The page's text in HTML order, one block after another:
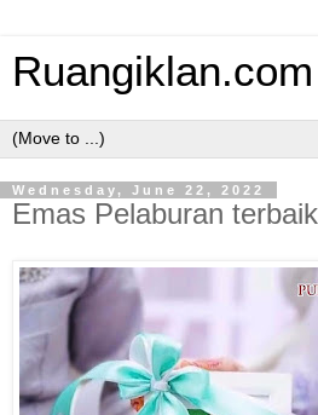
Ruangiklan.com
Wednesday, June 22, 2022
Emas Pelaburan terbaik